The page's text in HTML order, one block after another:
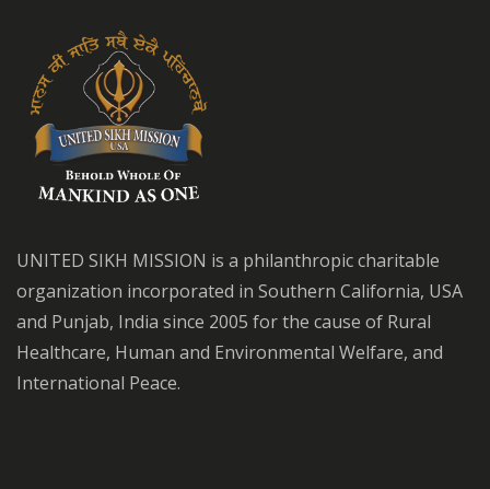
UNITED SIKH MISSION is a philanthropic charitable
organization incorporated in Southern California, USA
and Punjab, India since 2005 for the cause of Rural
Healthcare, Human and Environmental Welfare, and
International Peace.